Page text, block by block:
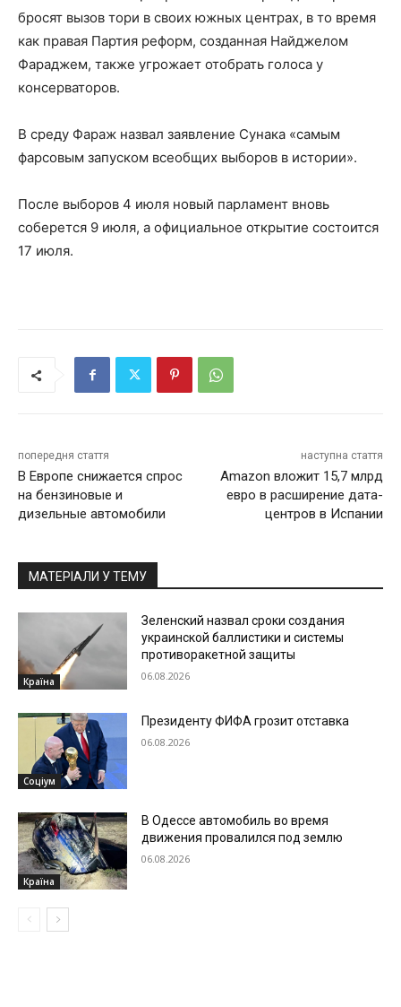
бросят вызов тори в своих южных центрах, в то время
как правая Партия реформ, созданная Найджелом
Фараджем, также угрожает отобрать голоса у
консерваторов.
В среду Фараж назвал заявление Сунака «самым
фарсовым запуском всеобщих выборов в истории».
После выборов 4 июля новый парламент вновь
соберется 9 июля, а официальное открытие состоится
17 июля.
попередня стаття
В Европе снижается спрос
на бензиновые и
дизельные автомобили
наступна стаття
Amazon вложит 15,7 млрд
евро в расширение дата-
центров в Испании
МАТЕРІАЛИ У ТЕМУ
Країна
Зеленский назвал сроки создания
украинской баллистики и системы
противоракетной защиты
06.08.2026
Соціум
Президенту ФИФА грозит отставка
06.08.2026
Країна
В Одессе автомобиль во время
движения провалился под землю
06.08.2026